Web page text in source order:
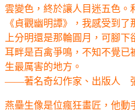
雲變色，終於讓人目迷五色。
《貞觀幽明譚》，我感受到
上分明還是那輪圓月，可腳
耳畔是百禽爭鳴，不知不覺已
生最厲害的地方。
——著名奇幻作家、出版人
燕壘生像是位瘋狂畫匠，他動